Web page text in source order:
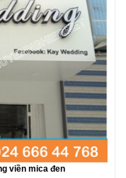
viền mica đen